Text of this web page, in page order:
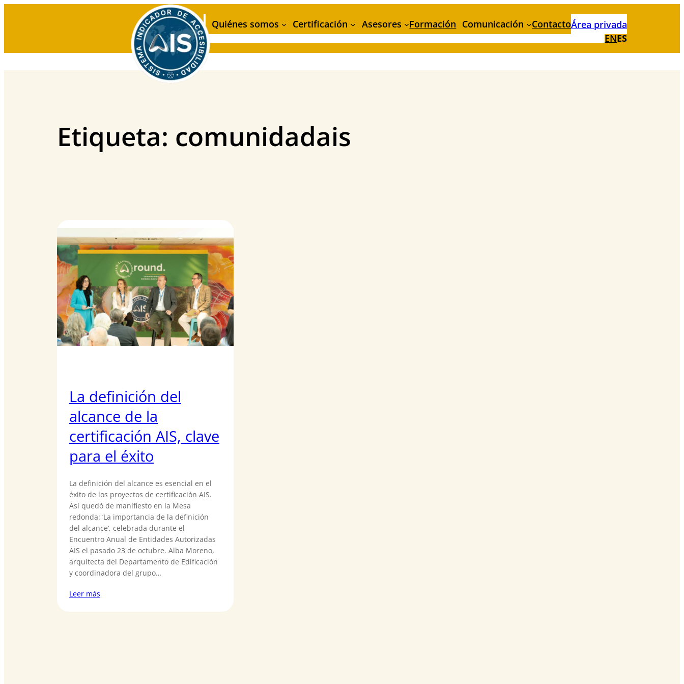
Quiénes somos Certificación Asesores Formación Comunicación ContactoÁrea privada
ENES
Etiqueta: comunidadais
La definición del
alcance de la
certificación AIS, clave
para el éxito
La definición del alcance es esencial en el
éxito de los proyectos de certificación AIS.
Así quedó de manifiesto en la Mesa
redonda: ‘La importancia de la definición
del alcance’, celebrada durante el
Encuentro Anual de Entidades Autorizadas
AIS el pasado 23 de octubre. Alba Moreno,
arquitecta del Departamento de Edificación
y coordinadora del grupo…
Leer más